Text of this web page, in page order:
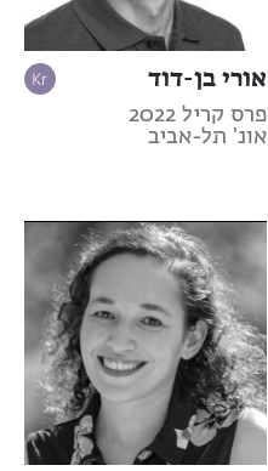
אורי בן-דוד
פרס קריל 2022
אונ' תל-אביב